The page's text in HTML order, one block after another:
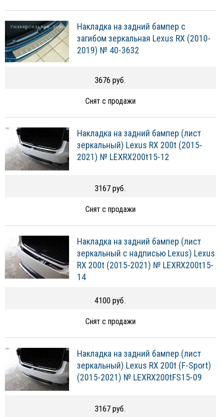
Накладка на задний бампер с
загибом зеркальная Lexus RX (2010-
2019) № 40-3632
3676 руб.
Снят с продажи
Накладка на задний бампер (лист
зеркальный) Lexus RX 200t (2015-
2021) № LEXRX200t15-12
3167 руб.
Снят с продажи
Накладка на задний бампер (лист
зеркальный с надписью Lexus) Lexus
RX 200t (2015-2021) № LEXRX200t15-
14
4100 руб.
Снят с продажи
Накладка на задний бампер (лист
зеркальный) Lexus RX 200t (F-Sport)
(2015-2021) № LEXRX200tFS15-09
3167 руб.